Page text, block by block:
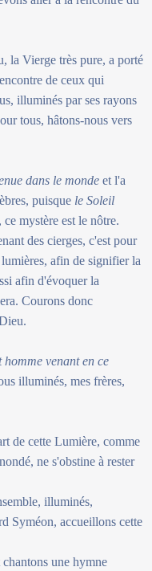
la Vierge très pure, a porté
de ceux qui
illuminés par ses rayons
tous, hâtons-nous vers
dans le monde et l'a
puisque le Soleil
, ce mystère est le nôtre.
des cierges, c'est pour
afin de signifier la
afin d'évoquer la
Courons donc
venant en ce
illuminés, mes frères,
de cette Lumière, comme
ne s'obstine à rester
illuminés,
Syméon, accueillons cette
une hymne